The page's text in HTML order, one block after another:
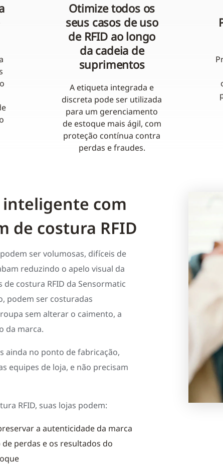
Otimize todos os
seus casos de uso
de RFID ao longo
da cadeia de
suprimentos
A etiqueta integrada e
discreta pode ser utilizada
para um gerenciamento
de estoque mais ágil, com
proteção contínua contra
perdas e fraudes.
inteligente com
de costura RFID
ser volumosas, difíceis de
reduzindo o apelo visual da
costura RFID da Sensormatic
podem ser costuradas
sem alterar o caimento, a
da marca.
ainda no ponto de fabricação,
equipes de loja, e não precisam
RFID, suas lojas podem:
a autenticidade da marca
perdas e os resultados do